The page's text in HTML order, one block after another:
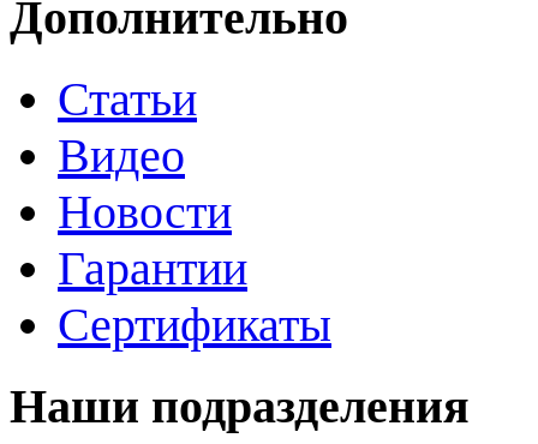
Дополнительно
Статьи
Видео
Новости
Гарантии
Сертификаты
Наши подразделения